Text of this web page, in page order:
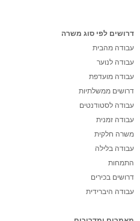
דרושים לפי סוג משרה
עבודה מהבית
עבודה לנוער
עבודה מועדפת
דרושים ממשלתיות
עבודה לסטודנטים
עבודה זמנית
משרה חלקית
עבודה בלילה
התמחות
דרושים בכירים
עבודה היברידית